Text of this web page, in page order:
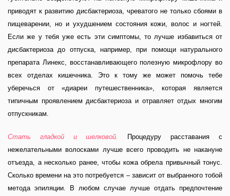
приводят к развитию дисбактериоза, чреватого не только сбоями в
пищеварении, но и ухудшением состояния кожи, волос и ногтей.
Если же у тебя уже есть эти симптомы, то лучше избавиться от
дисбактериоза до отпуска, например, при помощи натурального
препарата Линекс, восстанавливающего полезную микрофлору во
всех отделах кишечника. Это к тому же может помочь тебе
уберечься от «диареи путешественника», которая является
типичным проявлением дисбактериоза и отравляет отдых многим
отпускникам.
Стать гладкой и шелковой.
Процедуру расставания с
нежелательными волосками лучше всего проводить не накануне
отъезда, а несколько ранее, чтобы кожа обрела привычный тонус.
Сколько времени на это потребуется – зависит от выбранного тобой
метода эпиляции. В любом случае лучше отдать предпочтение